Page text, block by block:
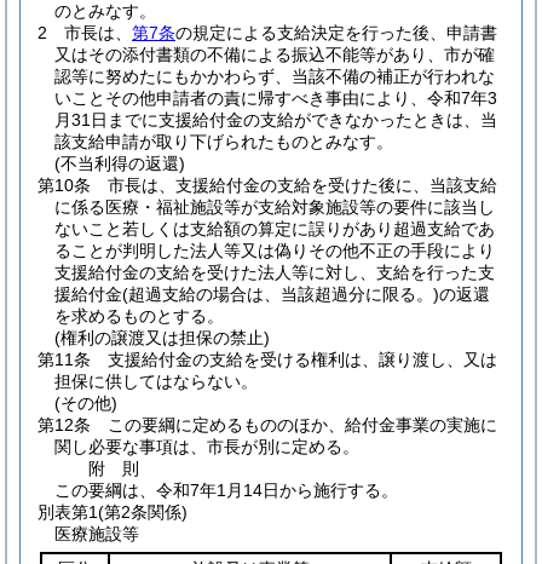
のとみなす。
2
市長は、 第7条の規定による支給決定を行った後、申請書
又はその添付書類の不備による振込不能等があり、市が確
認等に努めたにもかかわらず、当該不備の補正が行われな
いことその他申請者の責に帰すべき事由により、令和7年3
月31日までに支援給付金の支給ができなかったときは、当
該支給申請が取り下げられたものとみなす。
(不当利得の返還)
第10条
市長は、支援給付金の支給を受けた後に、当該支給
に係る医療・福祉施設等が支給対象施設等の要件に該当し
ないこと若しくは支給額の算定に誤りがあり超過支給であ
ることが判明した法人等又は偽りその他不正の手段により
支援給付金の支給を受けた法人等に対し、支給を行った支
援給付金(超過支給の場合は、当該超過分に限る。)の返還
を求めるものとする。
(権利の譲渡又は担保の禁止)
第11条
支援給付金の支給を受ける権利は、譲り渡し、又は
担保に供してはならない。
(その他)
第12条
この要綱に定めるもののほか、給付金事業の実施に
関し必要な事項は、市長が別に定める。
附 則
この要綱は、令和7年1月14日から施行する。
別表第1(第2条関係)
医療施設等